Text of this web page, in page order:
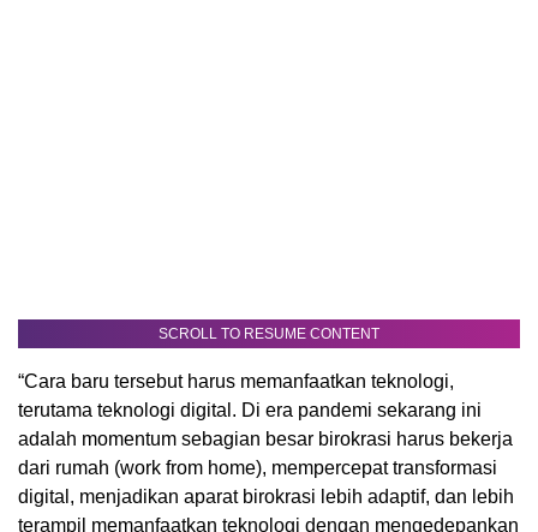
SCROLL TO RESUME CONTENT
“Cara baru tersebut harus memanfaatkan teknologi,
terutama teknologi digital. Di era pandemi sekarang ini
adalah momentum sebagian besar birokrasi harus bekerja
dari rumah (work from home), mempercepat transformasi
digital, menjadikan aparat birokrasi lebih adaptif, dan lebih
terampil memanfaatkan teknologi dengan mengedepankan